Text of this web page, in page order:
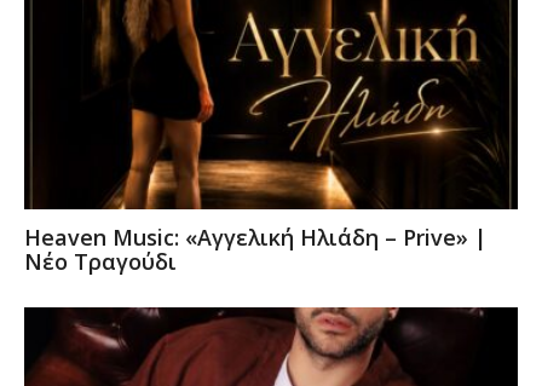
Heaven Music: «Αγγελική Ηλιάδη – Prive» |
Νέο Τραγούδι